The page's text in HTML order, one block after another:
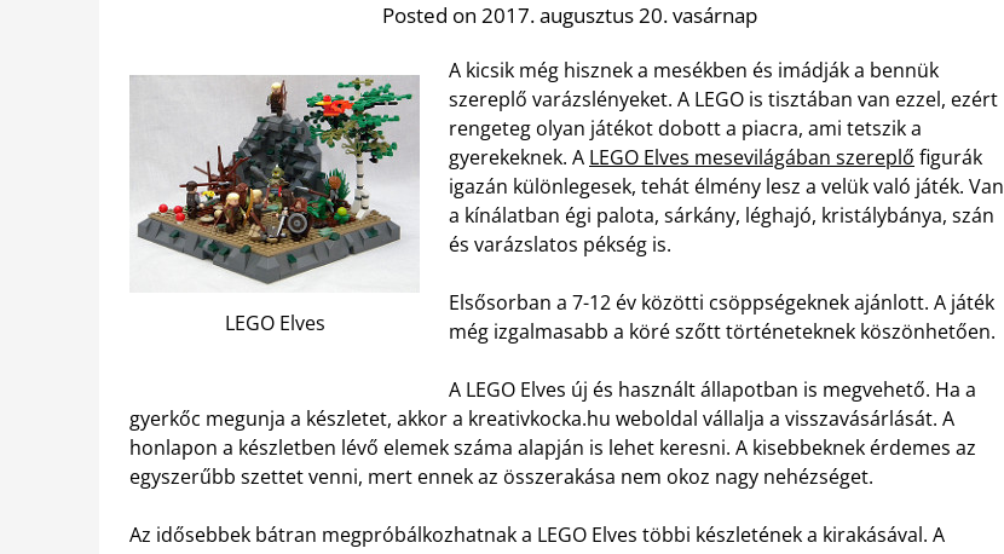
Posted on 2017. augusztus 20. vasárnap
LEGO Elves
A kicsik még hisznek a mesékben és imádják a bennük
szereplő varázslényeket. A LEGO is tisztában van ezzel, ezért
rengeteg olyan játékot dobott a piacra, ami tetszik a
gyerekeknek. A LEGO Elves mesevilágában szereplő figurák
igazán különlegesek, tehát élmény lesz a velük való játék. Van
a kínálatban égi palota, sárkány, léghajó, kristálybánya, szán
és varázslatos pékség is.
Elsősorban a 7-12 év közötti csöppségeknek ajánlott. A játék
még izgalmasabb a köré szőtt történeteknek köszönhetően.
A LEGO Elves új és használt állapotban is megvehető. Ha a
gyerkőc megunja a készletet, akkor a kreativkocka.hu weboldal vállalja a visszavásárlását. A
honlapon a készletben lévő elemek száma alapján is lehet keresni. A kisebbeknek érdemes az
egyszerűbb szettet venni, mert ennek az összerakása nem okoz nagy nehézséget.
Az idősebbek bátran megpróbálkozhatnak a LEGO Elves többi készletének a kirakásával. A